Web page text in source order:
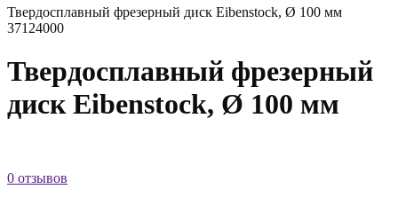
Твердосплавный фрезерный диск Eibenstock, Ø 100 мм
37124000
Твердосплавный фрезерный
диск Eibenstock, Ø 100 мм
0 отзывов